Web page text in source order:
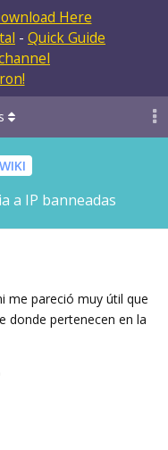
Here
- Quick Guide
WIKI
a IP banneadas
me pareció muy útil que
donde pertenecen en la